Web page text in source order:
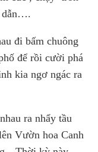
dẫn….
đi bấm chuông
để rồi cười phá
kia ngơ ngác ra
ra nhẩy tầu
Vườn hoa Canh